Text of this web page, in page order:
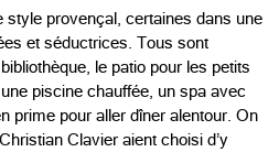
style provençal, certaines dans une
et séductrices. Tous sont
le patio pour les petits
piscine chauffée, un spa avec
prime pour aller dîner alentour. On
Clavier aient choisi d’y